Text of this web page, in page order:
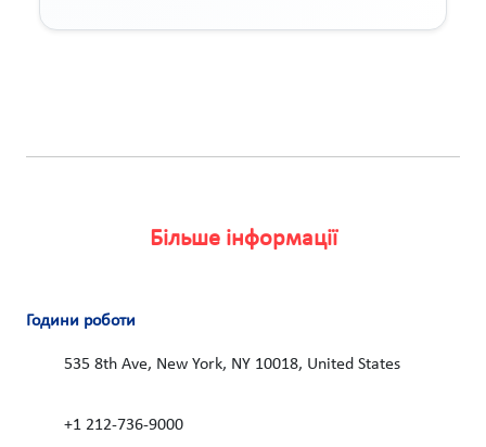
Більше інформації
Години роботи
535 8th Ave, New York, NY 10018, United States
+1 212-736-9000